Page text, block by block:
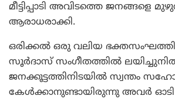
മീട്ടിപ്പാടി അവിടത്തെ ജനങ്ങളെ
ആരാധരാക്കി.
ഒരിക്കല്‍ ഒരു വലിയ
സൂര്‍ദാസ് സംഗീതത്തില്‍
ജനക്കൂട്ടത്തിനിടയില്‍ സ്വന്തം
കേള്‍ക്കാനുണ്ടായിരുന്നു അവര്‍ ഓടി